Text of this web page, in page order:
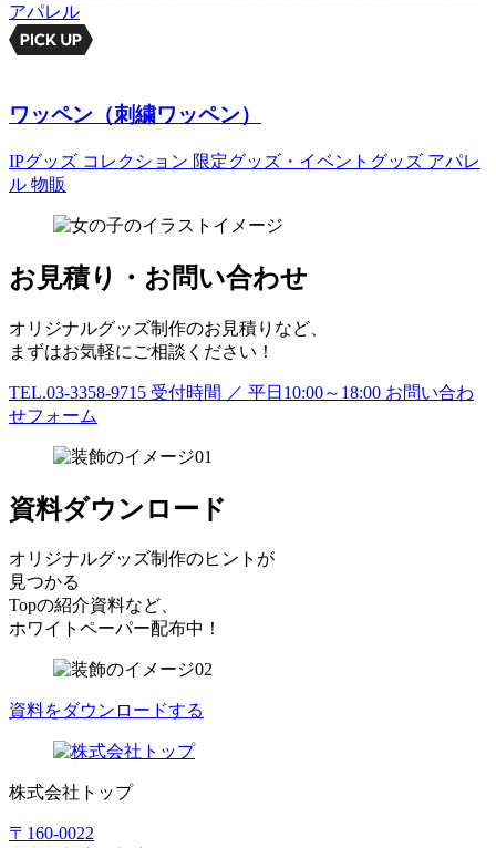
アパレル
ワッペン（刺繍ワッペン）
IPグッズ コレクション 限定グッズ・イベントグッズ アパレ
ル 物販
お見積り・お問い合わせ
オリジナルグッズ制作のお見積りなど、
まずはお気軽にご相談ください！
TEL.03-3358-9715 受付時間 ／ 平日10:00～18:00 お問い合わ
せフォーム
資料ダウンロード
オリジナルグッズ制作のヒントが
見つかる
Topの紹介資料など、
ホワイトペーパー配布中！
資料をダウンロードする
株式会社トップ
〒160-0022